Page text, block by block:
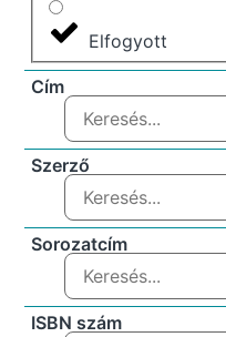
Elfogyott
Cím
Szerző
Sorozatcím
ISBN szám